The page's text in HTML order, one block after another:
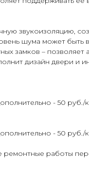
звукоизоляцию,
шума может быть
замков – позволяет
дизайн двери и
- 50 руб./
- 50 руб./
работы